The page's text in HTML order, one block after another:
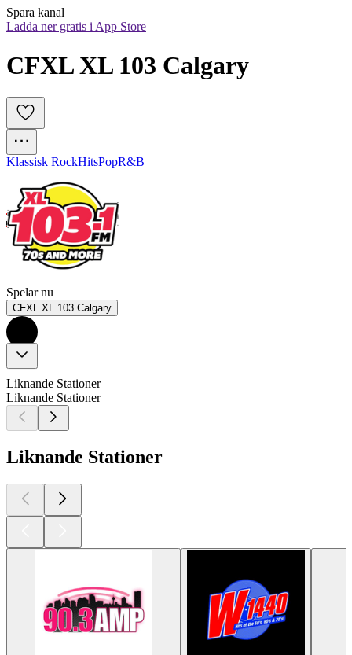
Spara kanal
Ladda ner gratis i App Store
CFXL XL 103 Calgary
Klassisk RockHitsPopR&B
Spelar nu
CFXL XL 103 Calgary
Liknande Stationer
Liknande Stationer
Liknande Stationer